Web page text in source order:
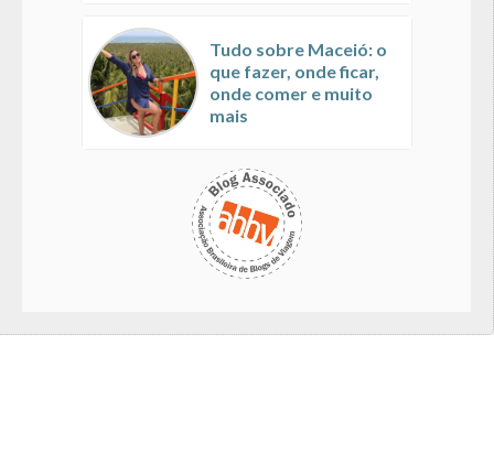
Tudo sobre Maceió: o
que fazer, onde ficar,
onde comer e muito
mais